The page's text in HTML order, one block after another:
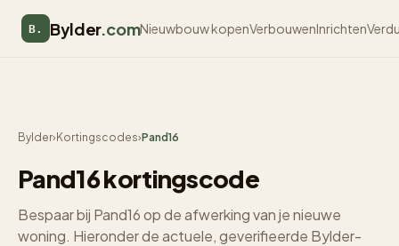
B. Bylder.comNieuwbouw kopenVerbouwenInrichten
Bylder› Kortingscodes›Pand16
Pand16 kortingscode
Bespaar bij Pand16 op de afwerking van je nieuwe
woning. Hieronder de actuele, geverifieerde Bylder-